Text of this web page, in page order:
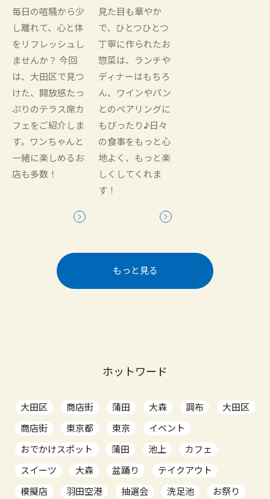
毎日の喧騒から少
し離れて、心と体
をリフレッシュし
ませんか？ 今回
は、大田区で見つ
けた、開放感たっ
ぷりのテラス席カ
フェをご紹介しま
す。ワンちゃんと
一緒に楽しめるお
店も多数！
見た目も華やか
で、ひとつひとつ
丁寧に作られたお
惣菜は、ランチや
ディナーはもちろ
ん、ワインやパン
とのペアリングに
もぴったり♪日々
の食事をもっと心
地よく、もっと楽
しくしてくれま
す！
もっと見る
ホットワード
大田区 商店街 蒲田 大森 調布
大田区
商店街
東京都 東京
イベント
おでかけスポット
蒲田 池上
カフェ
スイーツ
大森 盆踊り
テイクアウト
模擬店
羽田空港 抽選会 洗足池
お祭り